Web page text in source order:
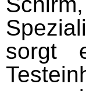
sorgt